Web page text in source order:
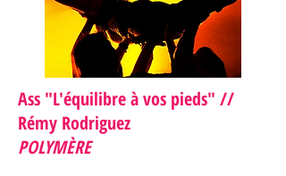
Ass "L'équilibre à vos pieds" //
Rémy Rodriguez
POLYMÈRE